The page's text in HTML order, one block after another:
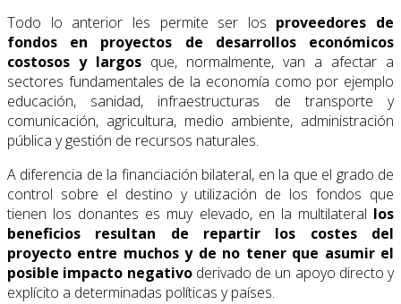
Todo lo anterior les permite ser los proveedores de
fondos en proyectos de desarrollos económicos
costosos y largos que, normalmente, van a afectar a
sectores fundamentales de la economía como por ejemplo
educación, sanidad, infraestructuras de transporte y
comunicación, agricultura, medio ambiente, administración
pública y gestión de recursos naturales.
A diferencia de la financiación bilateral, en la que el grado de
control sobre el destino y utilización de los fondos que
tienen los donantes es muy elevado, en la multilateral los
beneficios resultan de repartir los costes del
proyecto entre muchos y de no tener que asumir el
posible impacto negativoderivado de un apoyo directo y
explícito a determinadas políticas y países.